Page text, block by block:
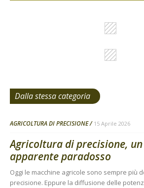
Dalla stessa categoria
AGRICOLTURA DI PRECISIONE 15 Aprile 2026
Agricoltura di precisione, un
apparente paradosso
Oggi le macchine agricole sono sempre più
precisione. Eppure la diffusione delle